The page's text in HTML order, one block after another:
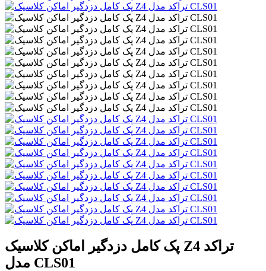
پک کامل دزدگیر اماکن کلاسیک Z4 تراکد
مدل CLS01